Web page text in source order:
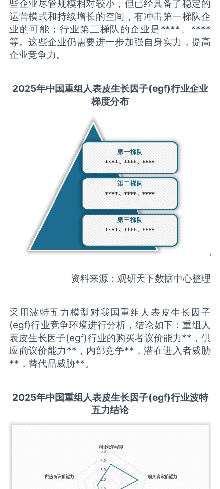
些企业尽管规模相对较小，但已经具备了稳定的
运营模式和持续增长的空间，有冲击第一梯队企
业的可能；行业第三梯队的企业是****、****
等。这些企业仍需要进一步加强自身实力，提高
企业竞争力。
2025年中国重组人表皮生长因子(egf)行业企业
梯度分布
资料来源：观研天下数据中心整理
采用波特五力模型对我国重组人表皮生长因子
(egf)行业竞争环境进行分析，结论如下：重组人
表皮生长因子(egf)行业的购买者议价能力**，供
应商议价能力**，内部竞争**，潜在进入者威胁
**，替代品威胁**。
2025年中国重组人表皮生长因子(egf)行业波特
五力结论